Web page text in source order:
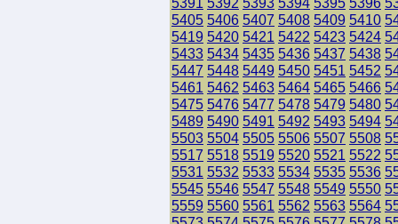
5405 5406 5407 5408 5409 5410
5419 5420 5421 5422 5423 5424
5433 5434 5435 5436 5437 5438
5447 5448 5449 5450 5451 5452
5461 5462 5463 5464 5465 5466
5475 5476 5477 5478 5479 5480
5489 5490 5491 5492 5493 5494
5503 5504 5505 5506 5507 5508
5517 5518 5519 5520 5521 5522
5531 5532 5533 5534 5535 5536
5545 5546 5547 5548 5549 5550
5559 5560 5561 5562 5563 5564